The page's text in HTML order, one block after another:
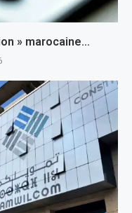
» marocaine…